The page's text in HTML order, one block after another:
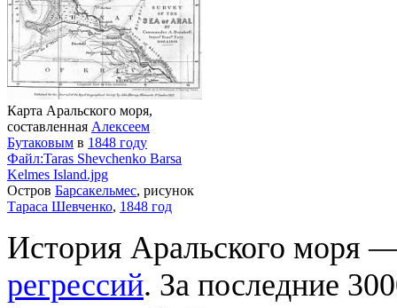
Карта Аральского моря,
составленная Алексеем
Бутаковым в 1848 году
Файл:Taras Shevchenko Barsa
Kelmes Island.jpg
Остров Барсакельмес, рисунок
Тараса Шевченко, 1848 год
История Аральского моря
регрессий. За последние